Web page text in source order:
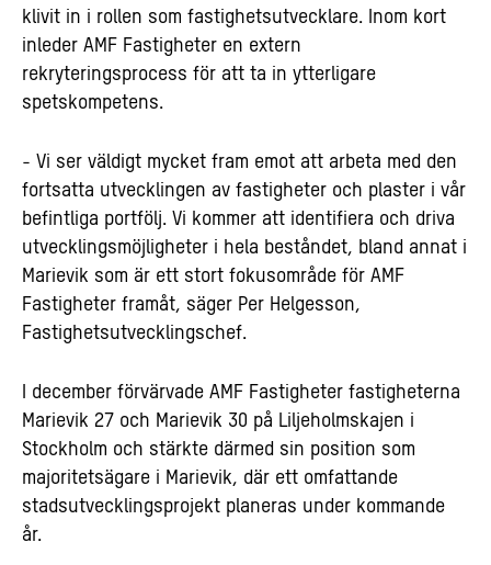
klivit in i rollen som fastighetsutvecklare. Inom kort
inleder AMF Fastigheter en extern
rekryteringsprocess för att ta in ytterligare
spetskompetens.
- Vi ser väldigt mycket fram emot att arbeta med den
fortsatta utvecklingen av fastigheter och plaster i vår
befintliga portfölj. Vi kommer att identifiera och driva
utvecklingsmöjligheter i hela beståndet, bland annat i
Marievik som är ett stort fokusområde för AMF
Fastigheter framåt, säger Per Helgesson,
Fastighetsutvecklingschef.
I december förvärvade AMF Fastigheter fastigheterna
Marievik 27 och Marievik 30 på Liljeholmskajen i
Stockholm och stärkte därmed sin position som
majoritetsägare i Marievik, där ett omfattande
stadsutvecklingsprojekt planeras under kommande
år.